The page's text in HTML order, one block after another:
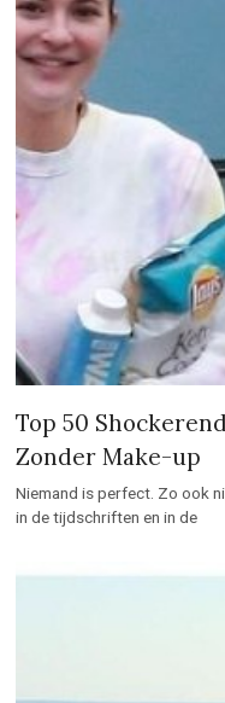
Top 50
Zonder Make-up
Niemand is perfect. Zo ook
in de tijdschriften en in de